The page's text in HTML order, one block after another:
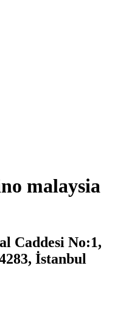
malaysia
Caddesi No:1,
İstanbul